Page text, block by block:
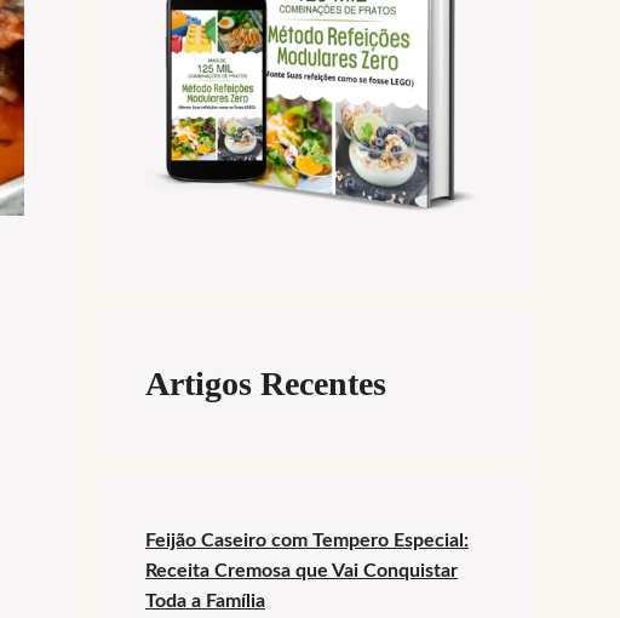
Artigos Recentes
Feijão Caseiro com Tempero Especial:
Receita Cremosa que Vai Conquistar
Toda a Família